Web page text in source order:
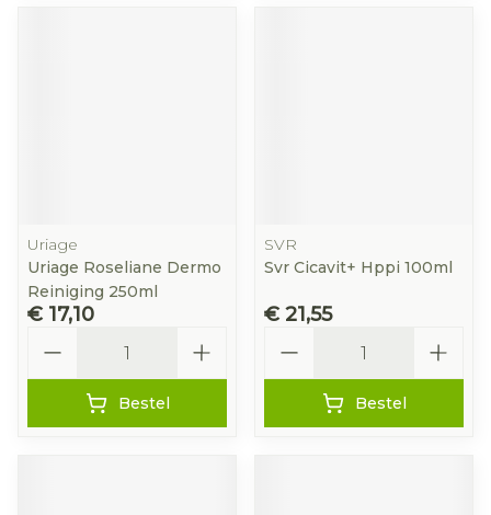
Uriage
Uriage Roseliane Dermo
Reiniging 250ml
€ 17,10
Bestel
SVR
Svr Cicavit+ Hppi 100ml
€ 21,55
Bestel